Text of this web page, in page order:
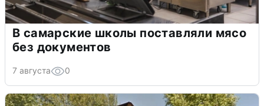
В самарские школы поставляли мясо
без документов
7 августа 0